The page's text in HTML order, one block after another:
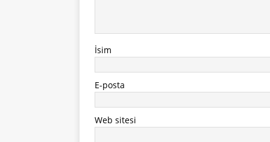
İsim
E-posta
Web sitesi